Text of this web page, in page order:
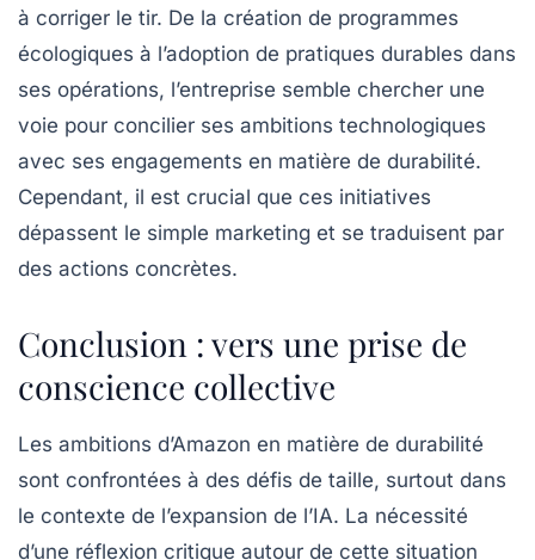
à corriger le tir. De la création de programmes
écologiques à l’adoption de pratiques durables dans
ses opérations, l’entreprise semble chercher une
voie pour concilier ses ambitions technologiques
avec ses engagements en matière de durabilité.
Cependant, il est crucial que ces initiatives
dépassent le simple marketing et se traduisent par
des actions concrètes.
Conclusion : vers une prise de
conscience collective
Les ambitions d’Amazon en matière de durabilité
sont confrontées à des défis de taille, surtout dans
le contexte de l’expansion de l’IA. La nécessité
d’une réflexion critique autour de cette situation